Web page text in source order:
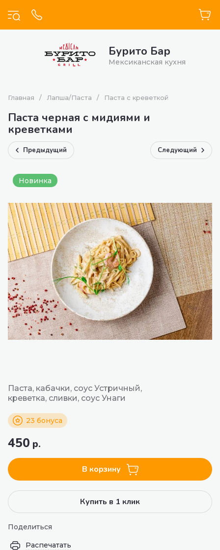
Бурито Бар
Мексиканская кухня
Главная / Лапша/Паста / Паста с креветкой
Паста черная с мидиями и
креветками
Предыдущий Следующий
Новинка
Паста, кабачки, соус Устричный,
креветка, сливки, соус Унаги
23 бонуса
450 р.
В корзину
Купить в 1 клик
Поделиться
Распечатать